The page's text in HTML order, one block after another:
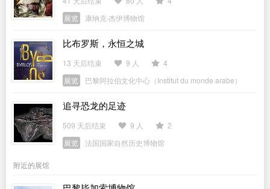
展览
康纳克·杰伊博物馆
比布罗斯，永恒之城
13 天后结束 9 人
4
展览
巴黎阿拉伯文化中心（Institut du monde arabe）
追寻恐龙的足迹
509 天后结束 9 人
2
展览
法国国家自然历史博物馆
附近的展馆